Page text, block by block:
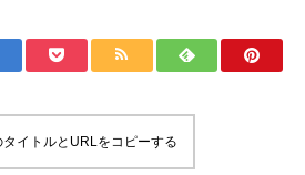
タイトルとURLをコピーする